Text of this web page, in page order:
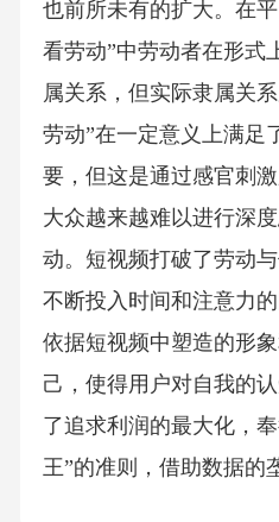
也前所未有的扩大。在
看劳动”中劳动者在形式
属关系，但实际隶属关
劳动”在一定意义上满足
要，但这是通过感官刺
大众越来越难以进行深
动。短视频打破了劳动
不断投入时间和注意力
依据短视频中塑造的形
己，使得用户对自我的
了追求利润的最大化，
王”的准则，借助数据的